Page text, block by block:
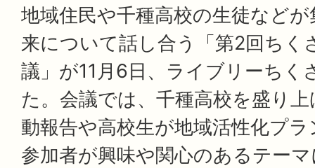
地域住民や千種高校の生徒など
来について話し合う「第2回ちく
議」が11月6日、ライブリーちく
た。会議では、千種高校を盛り
動報告や高校生が地域活性化プ
参加者が興味や関心のあるテー